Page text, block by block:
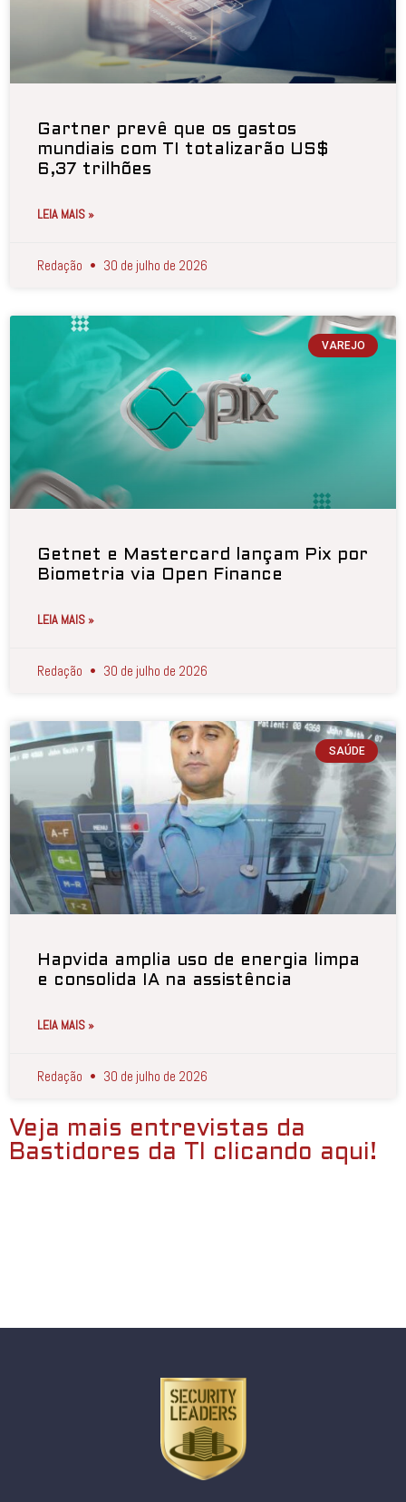
Gartner prevê que os gastos
mundiais com TI totalizarão US$
6,37 trilhões
LEIA MAIS »
Redação 30 de julho de 2026
VAREJO
Getnet e Mastercard lançam Pix por
Biometria via Open Finance
LEIA MAIS »
Redação 30 de julho de 2026
SAÚDE
Hapvida amplia uso de energia limpa
e consolida IA na assistência
LEIA MAIS »
Redação 30 de julho de 2026
Veja mais entrevistas da
Bastidores da TI clicando aqui!